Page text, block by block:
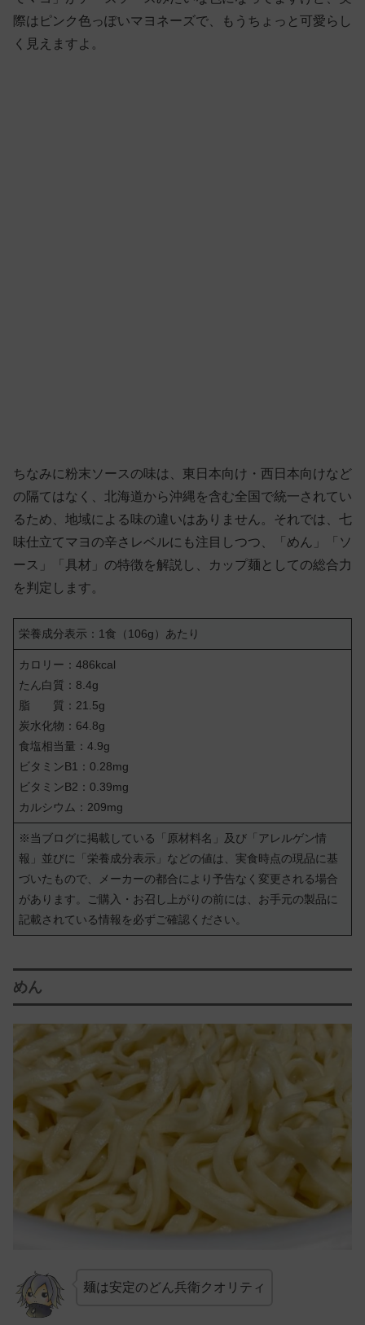
際はピンク色っぽいマヨネーズで、もうちょっと可愛らし
く見えますよ。
ちなみに粉末ソースの味は、東日本向け・西日本向けなど
の隔てはなく、北海道から沖縄を含む全国で統一されてい
るため、地域による味の違いはありません。それでは、七
味仕立てマヨの辛さレベルにも注目しつつ、「めん」「ソ
ース」「具材」の特徴を解説し、カップ麺としての総合力
を判定します。
栄養成分表示：1食（106g）あたり
カロリー：486kcal
たん白質：8.4g
脂 質：21.5g
炭水化物：64.8g
食塩相当量：4.9g
ビタミンB1：0.28mg
ビタミンB2：0.39mg
カルシウム：209mg
※当ブログに掲載している「原材料名」及び「アレルゲン情
報」並びに「栄養成分表示」などの値は、実食時点の現品に基
づいたもので、メーカーの都合により予告なく変更される場合
があります。ご購入・お召し上がりの前には、お手元の製品に
記載されている情報を必ずご確認ください。
めん
麺は安定のどん兵衛クオリティ